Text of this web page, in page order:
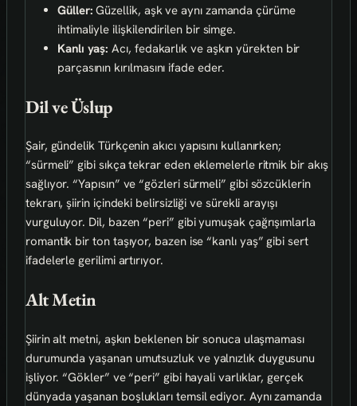
Güller: Güzellik, aşk ve aynı zamanda çürüme
ihtimaliyle ilişkilendirilen bir simge.
Kanlı yaş: Acı, fedakarlık ve aşkın yürekten bir
parçasının kırılmasını ifade eder.
Dil ve Üslup
Şair, gündelik Türkçenin akıcı yapısını kullanırken;
“sürmeli” gibi sıkça tekrar eden eklemelerle ritmik bir akış
sağlıyor. “Yapısın” ve “gözleri sürmeli” gibi sözcüklerin
tekrarı, şiirin içindeki belirsizliği ve sürekli arayışı
vurguluyor. Dil, bazen “peri” gibi yumuşak çağrışımlarla
romantik bir ton taşıyor, bazen ise “kanlı yaş” gibi sert
ifadelerle gerilimi artırıyor.
Alt Metin
Şiirin alt metni, aşkın beklenen bir sonuca ulaşmaması
durumunda yaşanan umutsuzluk ve yalnızlık duygusunu
işliyor. “Gökler” ve “peri” gibi hayali varlıklar, gerçek
dünyada yaşanan boşlukları temsil ediyor. Aynı zamanda